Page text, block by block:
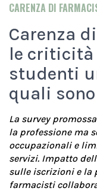
CARENZA DI
Carenza
le criticità
studenti
quali sono
La survey
la professione ma
occupazionali e
servizi. Impatto
sulle iscrizioni e la
farmacisti